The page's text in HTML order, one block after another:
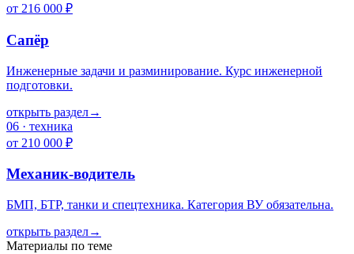
от 216 000 ₽
Сапёр
Инженерные задачи и разминирование. Курс инженерной
подготовки.
открыть раздел→
06 · техника
от 210 000 ₽
Механик-водитель
БМП, БТР, танки и спецтехника. Категория ВУ обязательна.
открыть раздел→
Материалы по теме